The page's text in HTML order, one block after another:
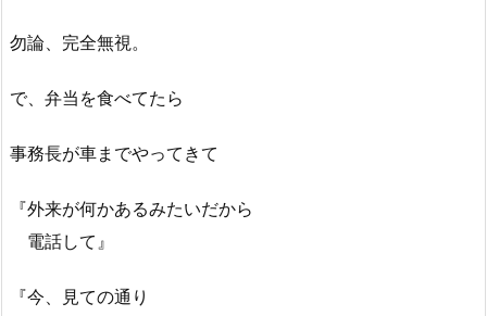
勿論、完全無視。
で、弁当を食べてたら
事務長が車までやってきて
『外来が何かあるみたいだから
電話して』
『今、見ての通り